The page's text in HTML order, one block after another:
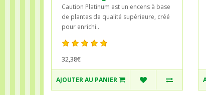
Caution Platinum est un encens à base
de plantes de qualité supérieure, créé
pour enrichi..
32,38€
AJOUTER AU PANIER